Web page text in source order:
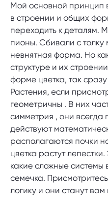
Мой основной принцип
в строении и общих
переходить к деталям.
пионы. Сбивали с толку
невнятная форма. Но
структуре и их
форме цветка, так
Растения, если
геометричны . В них
симметрия , они всегда
действуют
располагаются почки
цветка растут
какие сложные системы
семечка.
логику и они станут вам